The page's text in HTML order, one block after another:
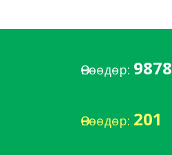
Өнөөдөр: 9878
Өнөөдөр: 201